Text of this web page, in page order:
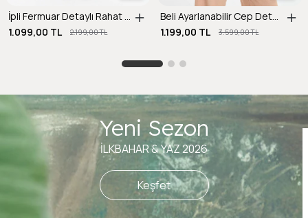
İpli Fermuar Detaylı Rahat Kalıp Tunik-SAX
1.099,00 TL
2.199,00 TL
Beli Ayarlanabilir Cep Detaylı Keten Tunik-CAMEL
1.199,00 TL
3.599,00 TL
Yeni Sezon
İLKBAHAR & YAZ 2026
Keşfet